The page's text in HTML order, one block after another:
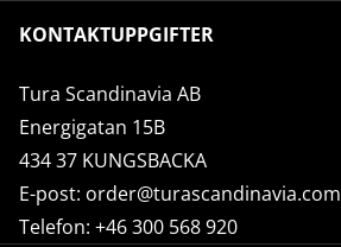
KONTAKTUPPGIFTER
Tura Scandinavia AB
Energigatan 15B
434 37 KUNGSBACKA
E-post: order@turascandinavia.com
Telefon: +46 300 568 920